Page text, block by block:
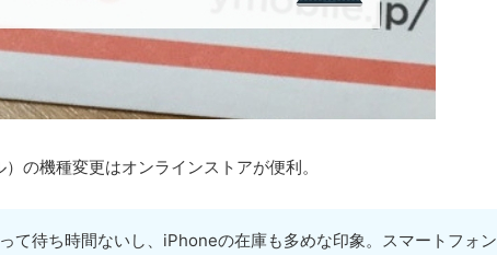
の機種変更はオンラインストアが便利。
て待ち時間ないし、iPhoneの在庫も多めな印象。スマートフォン